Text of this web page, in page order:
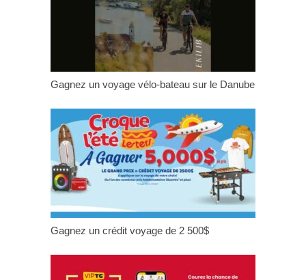
Gagnez un voyage vélo-bateau sur le Danube
Gagnez un crédit voyage de 2 500$